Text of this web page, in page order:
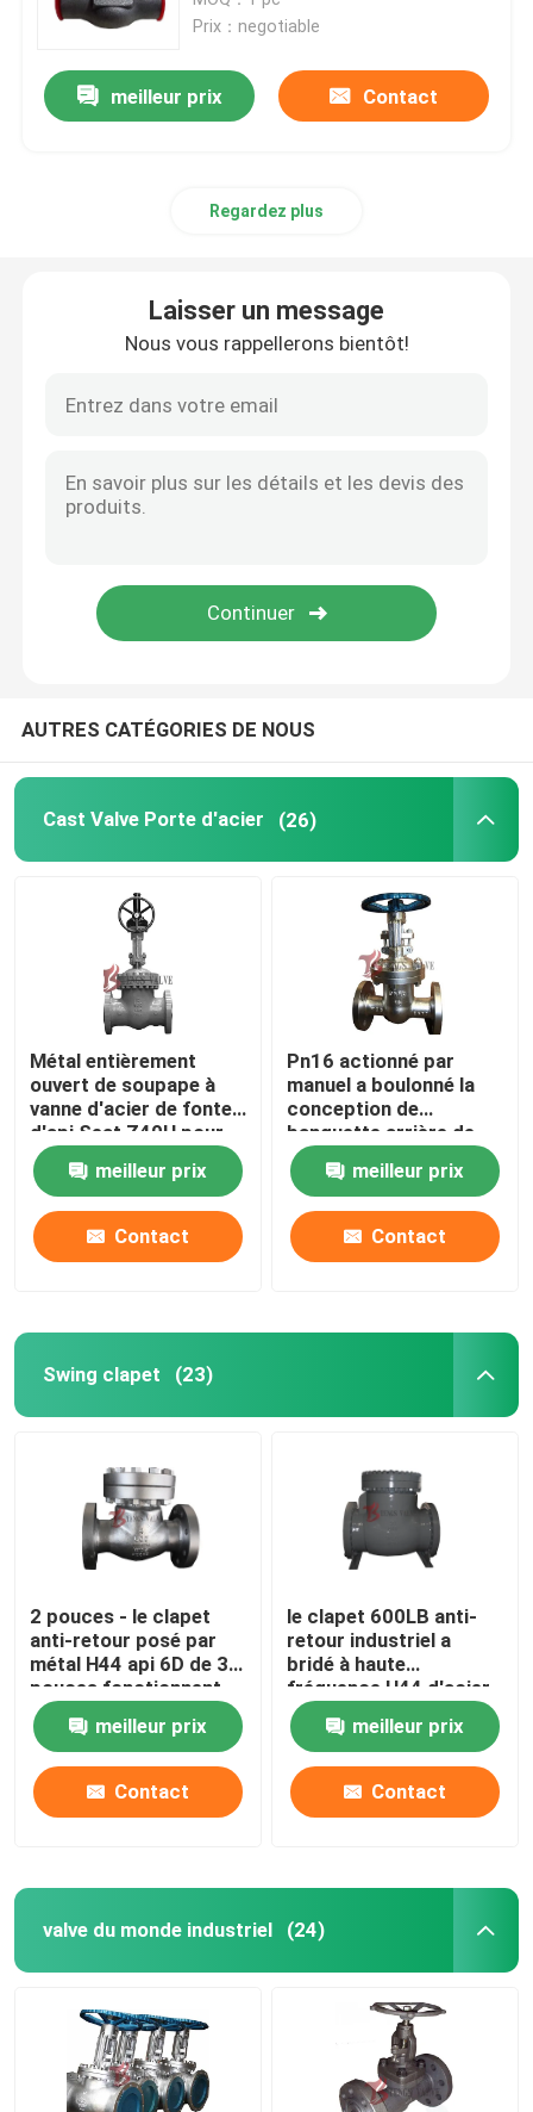
De soupapes en métal papillon à siège
Type tamis de T
Tamis provisoire
Prix：negotiable
meilleur prix Contact
Regardez plus
Laisser un message
Nous vous rappellerons bientôt!
AUTRES CATÉGORIES DE NOUS
Cast Valve Porte d'acier (26)
Métal entièrement
ouvert de soupape à
vanne d'acier de fonte
d'api Seat Z40H pour
l'huile/industrie du gaz
meilleur prix
Contact
Pn16 actionné par
manuel a boulonné la
conception de
banquette arrière de
soupape à vanne de
capot rf/BWmeilleur prix
Contact
Swing clapet (23)
2 pouces - le clapet
anti-retour posé par
métal H44 api 6D de 36
pouces fonctionnent
automatiquement
meilleur prix
Contact
le clapet 600LB anti-
retour industriel a
bridé à haute
fréquence H44 d'acier
au carbone de fonte 30
poucesmeilleur prix
Contact
valve du monde industriel (24)